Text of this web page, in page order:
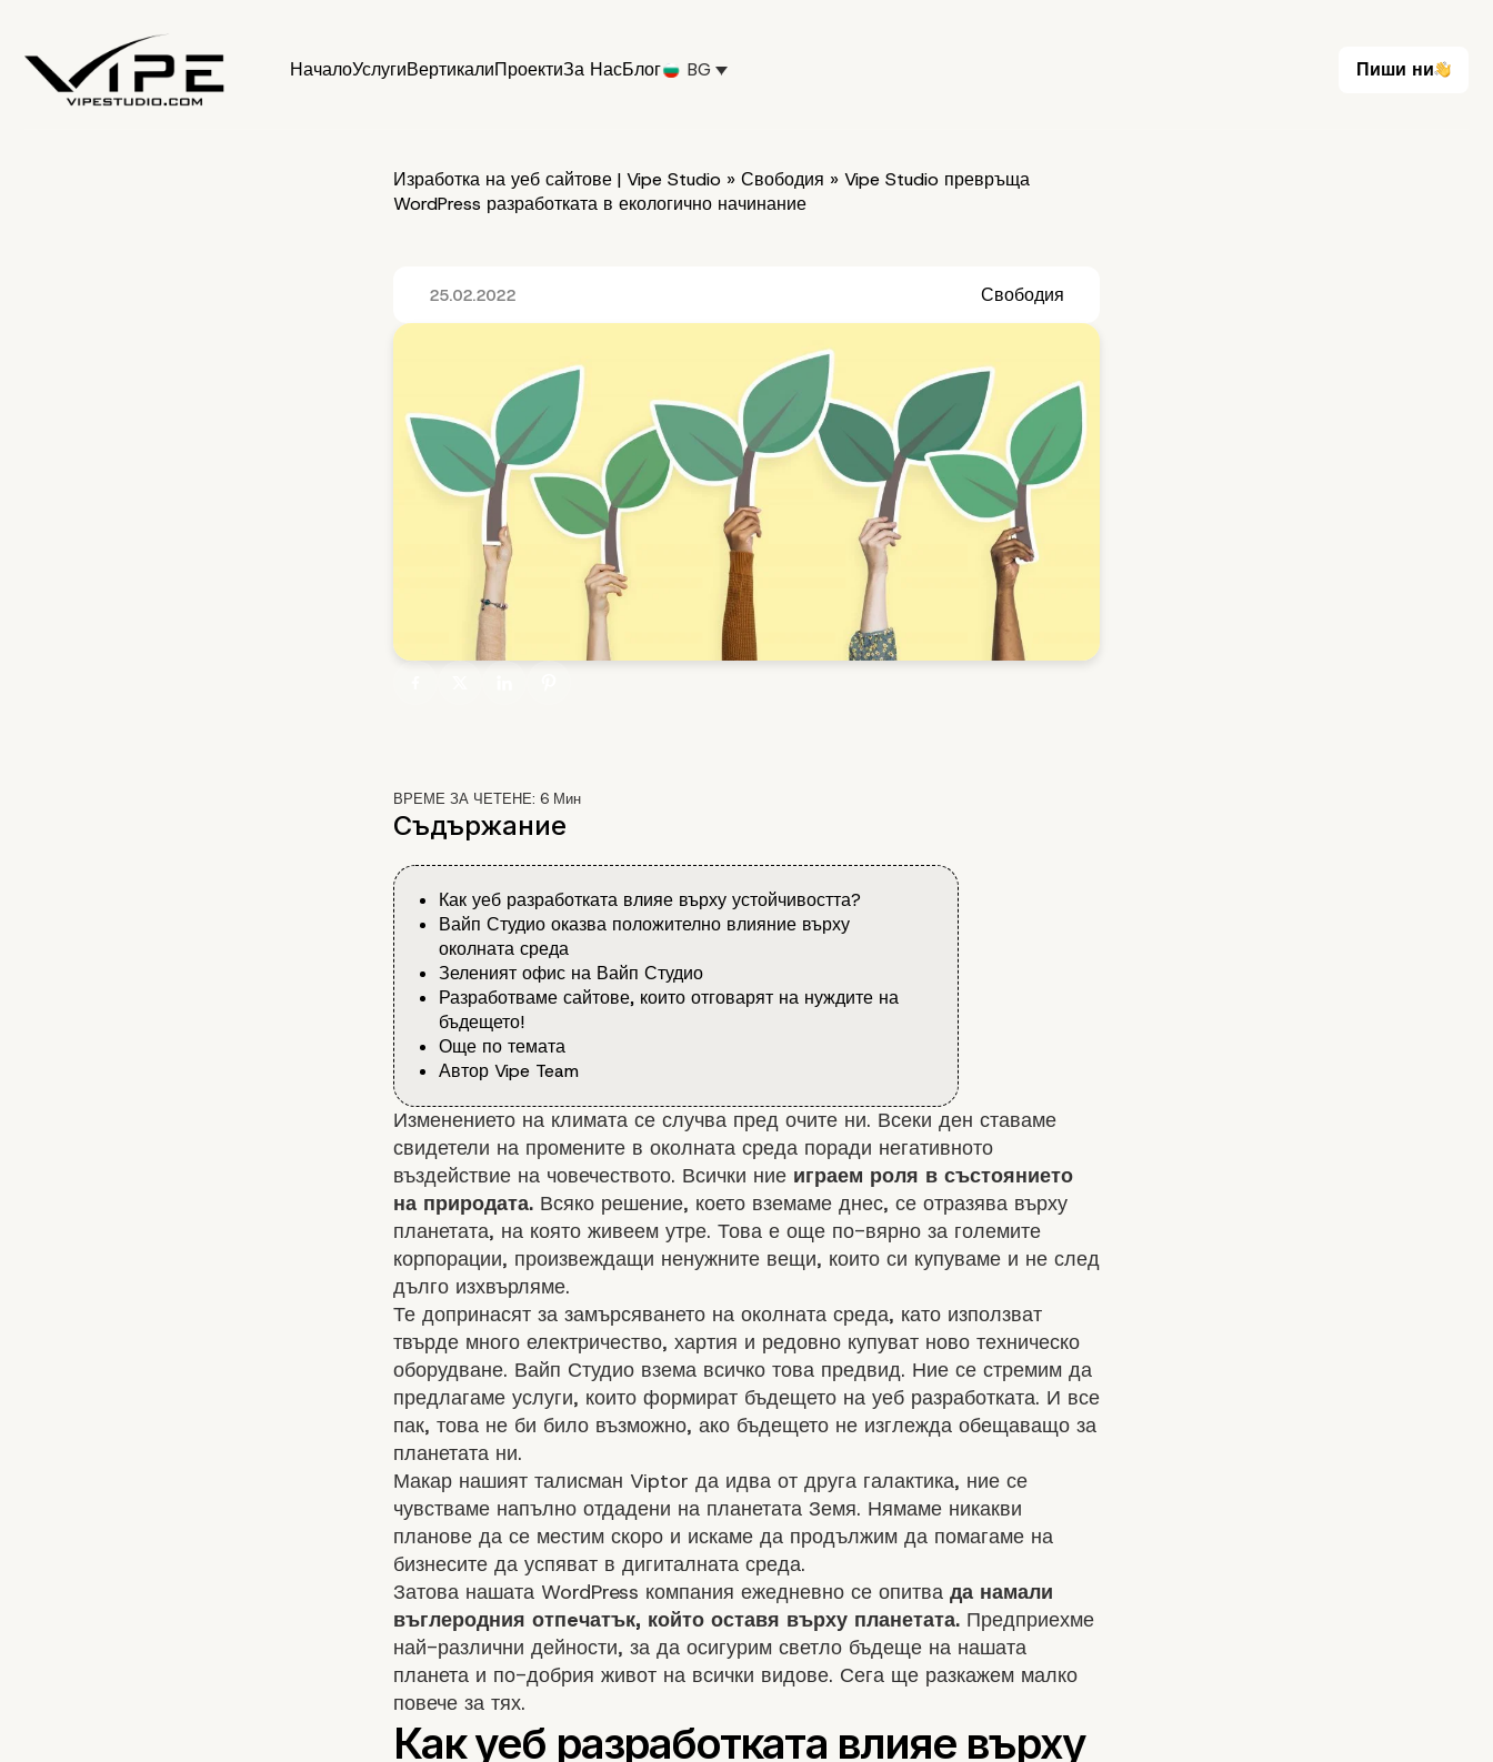
НачалоУслугиВертикалиПроектиЗа НасБлог BG
Пиши ни
Изработка на уеб сайтове | Vipe Studio » Свободия » Vipe Studio превръща
WordPress разработката в екологично начинание
25.02.2022 Свободия
ВРЕМЕ ЗА ЧЕТЕНЕ: 6 Мин
Съдържание
Как уеб разработката влияе върху устойчивостта?
Вайп Студио оказва положително влияние върху
околната среда
Зеленият офис на Вайп Студио
Разработваме сайтове, които отговарят на нуждите на
бъдещето!
Още по темата
Автор Vipe Team
Изменението на климата се случва пред очите ни. Всеки ден ставаме
свидетели на промените в околната среда поради негативното
въздействие на човечеството. Всички ние играем роля в състоянието
на природата. Всяко решение, което вземаме днес, се отразява върху
планетата, на която живеем утре. Това е още по-вярно за големите
корпорации, произвеждащи ненужните вещи, които си купуваме и не след
дълго изхвърляме.
Те допринасят за замърсяването на околната среда, като използват
твърде много електричество, хартия и редовно купуват ново техническо
оборудване. Вайп Студио взема всичко това предвид. Ние се стремим да
предлагаме услуги, които формират бъдещето на уеб разработката. И все
пак, това не би било възможно, ако бъдещето не изглежда обещаващо за
планетата ни.
Макар нашият талисман Viptor да идва от друга галактика, ние се
чувстваме напълно отдадени на планетата Земя. Нямаме никакви
планове да се местим скоро и искаме да продължим да помагаме на
бизнесите да успяват в дигиталната среда.
Затова нашата WordPress компания ежедневно се опитва да намали
въглеродния отпeчатък, който оставя върху планетата. Предприехме
най-различни дейности, за да осигурим светло бъдеще на нашата
планета и по-добрия живот на всички видове. Сега ще разкажем малко
повече за тях.